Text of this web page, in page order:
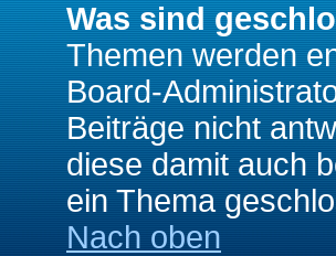
Was sind
Themen werden
Board-
Beiträge nicht
diese damit auch
ein Thema
Nach oben